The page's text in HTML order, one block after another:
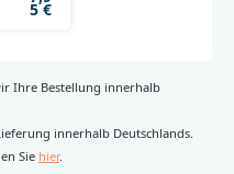
5 €
Ihre Bestellung innerhalb
innerhalb Deutschlands.
Sie hier.